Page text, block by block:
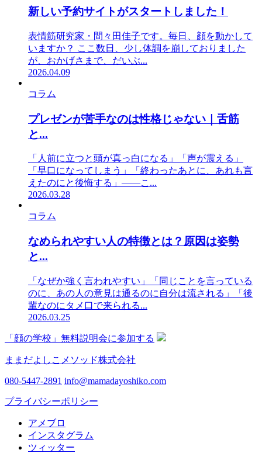
新しい予約サイトがスタートしました！
表情筋研究家・間々田佳子です。毎日、顔を動かして
いますか？ ここ数日、少し体調を崩しておりました
が、おかげさまで、だいぶ...
2026.04.09
コラム
プレゼンが苦手なのは性格じゃない｜舌筋
と...
「人前に立つと頭が真っ白になる」「声が震える」
「早口になってしまう」「終わったあとに、あれも言
えたのにと後悔する」——こ...
2026.03.28
コラム
なめられやすい人の特徴とは？原因は姿勢
と...
「なぜか強く言われやすい」「同じことを言っている
のに、あの人の意見は通るのに自分は流される」「後
輩なのにタメ口で来られる...
2026.03.25
「顔の学校」無料説明会に参加する
ままだよしこメソッド株式会社
080-5447-2891 info@mamadayoshiko.com
プライバシーポリシー
アメブロ
インスタグラム
ツィッター